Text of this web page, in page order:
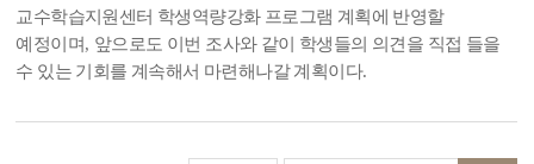
교수학습지원센터 학생역량강화 프로그램 계획에 반영할
예정이며, 앞으로도 이번 조사와 같이 학생들의 의견을 직접 들을
수 있는 기회를 계속해서 마련해나갈 계획이다.